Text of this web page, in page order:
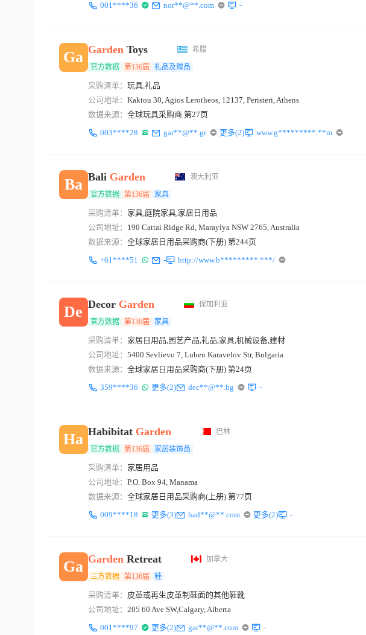
001****36
nor**@**.com -
Ga GardenToys 希腊
官方数据 第136届 礼品及赠品
采购清单： 玩具,礼品
公司地址： Kaktou 30, Agios Lerotheos, 12137, Peristeri, Athens
数据来源： 全球玩具采购商 第27页
003****28
gar**@**.gr 更多(2) www.g*********.**m
Ba Bali Garden 澳大利亚
官方数据 第136届 家具
采购清单： 家具,庭院家具,家居日用品
公司地址： 190 Cattai Ridge Rd, Maraylya NSW 2765, Australia
数据来源： 全球家居日用品采购商(下册) 第244页
+61****51
- http://www.b*********.***/
De Decor Garden 保加利亚
官方数据 第136届 家具
采购清单： 家居日用品,园艺产品,礼品,家具,机械设备,建材
公司地址： 5400 Sevlievo 7, Luben Karavelov Str, Bulgaria
数据来源： 全球家居日用品采购商(下册) 第24页
359****36
更多(2) dec**@**.bg -
Ha Habibitat Garden 巴林
官方数据 第136届 家居装饰品
采购清单： 家居用品
公司地址： P.O. Box 94, Manama
数据来源： 全球家居日用品采购商(上册) 第77页
009****18
更多(3) had**@**.com 更多(2) -
Ga GardenRetreat 加拿大
三方数据 第136届 鞋
采购清单： 皮革或再生皮革制鞋面的其他鞋靴
公司地址： 205 60 Ave SW,Calgary, Alberta
001****97
更多(2) gar**@**.com -